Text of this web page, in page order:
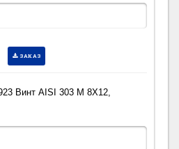
ЗАКАЗ
Винт AISI 303 M 8X12,